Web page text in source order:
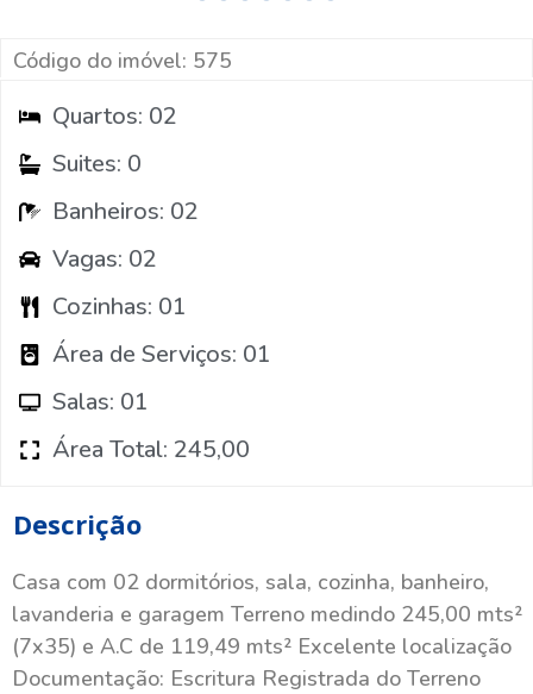
Código do imóvel: 575
Quartos: 02
Suites: 0
Banheiros: 02
Vagas: 02
Cozinhas: 01
Área de Serviços: 01
Salas: 01
Área Total: 245,00
Descrição
Casa com 02 dormitórios, sala, cozinha, banheiro,
lavanderia e garagem Terreno medindo 245,00 mts²
(7x35) e A.C de 119,49 mts² Excelente localização
Documentação: Escritura Registrada do Terreno